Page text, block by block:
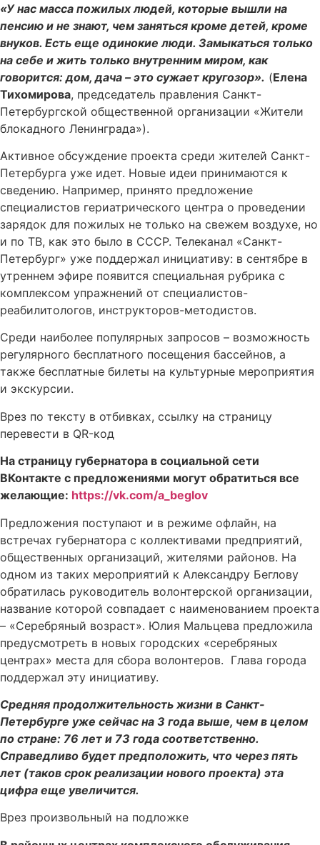
«У нас масса пожилых людей, которые вышли на
пенсию и не знают, чем заняться кроме детей, кроме
внуков. Есть еще одинокие люди. Замыкаться только
на себе и жить только внутренним миром, как
говорится: дом, дача – это сужает кругозор». (Елена
Тихомирова, председатель правления Санкт-
Петербургской общественной организации «Жители
блокадного Ленинграда»).
Активное обсуждение проекта среди жителей Санкт-
Петербурга уже идет. Новые идеи принимаются к
сведению. Например, принято предложение
специалистов гериатрического центра о проведении
зарядок для пожилых не только на свежем воздухе, но
и по ТВ, как это было в СССР. Телеканал «Санкт-
Петербург» уже поддержал инициативу: в сентябре в
утреннем эфире появится специальная рубрика с
комплексом упражнений от специалистов-
реабилитологов, инструкторов-методистов.
Среди наиболее популярных запросов – возможность
регулярного бесплатного посещения бассейнов, а
также бесплатные билеты на культурные мероприятия
и экскурсии.
Врез по тексту в отбивках, ссылку на страницу
перевести в QR-код
На страницу губернатора в социальной сети
ВКонтакте с предложениями могут обратиться все
желающие: https://vk.com/a_beglov
Предложения поступают и в режиме офлайн, на
встречах губернатора с коллективами предприятий,
общественных организаций, жителями районов. На
одном из таких мероприятий к Александру Беглову
обратилась руководитель волонтерской организации,
название которой совпадает с наименованием проекта
– «Серебряный возраст». Юлия Мальцева предложила
предусмотреть в новых городских «серебряных
центрах» места для сбора волонтеров. Глава города
поддержал эту инициативу.
Средняя продолжительность жизни в Санкт-
Петербурге уже сейчас на 3 года выше, чем в целом
по стране: 76 лет и 73 года соответственно.
Справедливо будет предположить, что через пять
лет (таков срок реализации нового проекта) эта
цифра еще увеличится.
Врез произвольный на подложке